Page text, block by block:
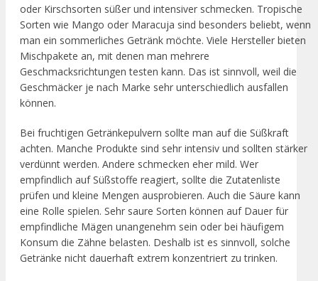
oder Kirschsorten süßer und intensiver schmecken. Tropische
Sorten wie Mango oder Maracuja sind besonders beliebt, wenn
man ein sommerliches Getränk möchte. Viele Hersteller bieten
Mischpakete an, mit denen man mehrere
Geschmacksrichtungen testen kann. Das ist sinnvoll, weil die
Geschmäcker je nach Marke sehr unterschiedlich ausfallen
können.
Bei fruchtigen Getränkepulvern sollte man auf die Süßkraft
achten. Manche Produkte sind sehr intensiv und sollten stärker
verdünnt werden. Andere schmecken eher mild. Wer
empfindlich auf Süßstoffe reagiert, sollte die Zutatenliste
prüfen und kleine Mengen ausprobieren. Auch die Säure kann
eine Rolle spielen. Sehr saure Sorten können auf Dauer für
empfindliche Mägen unangenehm sein oder bei häufigem
Konsum die Zähne belasten. Deshalb ist es sinnvoll, solche
Getränke nicht dauerhaft extrem konzentriert zu trinken.